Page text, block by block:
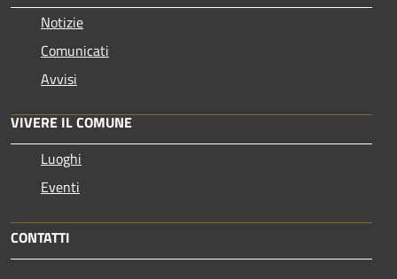
Notizie
Comunicati
Avvisi
VIVERE IL COMUNE
Luoghi
Eventi
CONTATTI